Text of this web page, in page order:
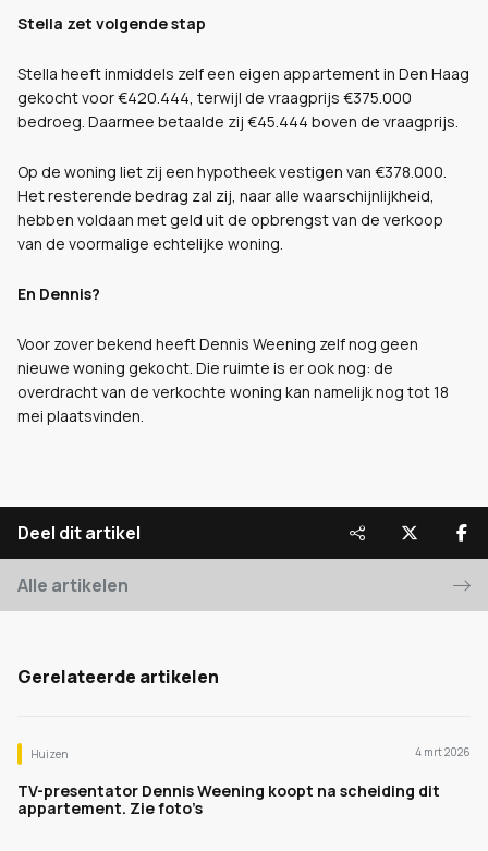
Stella zet volgende stap
Stella heeft inmiddels zelf een eigen appartement in Den Haag
gekocht voor €420.444, terwijl de vraagprijs €375.000
bedroeg. Daarmee betaalde zij €45.444 boven de vraagprijs.
Op de woning liet zij een hypotheek vestigen van €378.000.
Het resterende bedrag zal zij, naar alle waarschijnlijkheid,
hebben voldaan met geld uit de opbrengst van de verkoop
van de voormalige echtelijke woning.
En Dennis?
Voor zover bekend heeft Dennis Weening zelf nog geen
nieuwe woning gekocht. Die ruimte is er ook nog: de
overdracht van de verkochte woning kan namelijk nog tot 18
mei plaatsvinden.
Deel dit artikel
Alle artikelen
Gerelateerde artikelen
Huizen 4 mrt 2026
TV-presentator Dennis Weening koopt na scheiding dit
appartement. Zie foto’s